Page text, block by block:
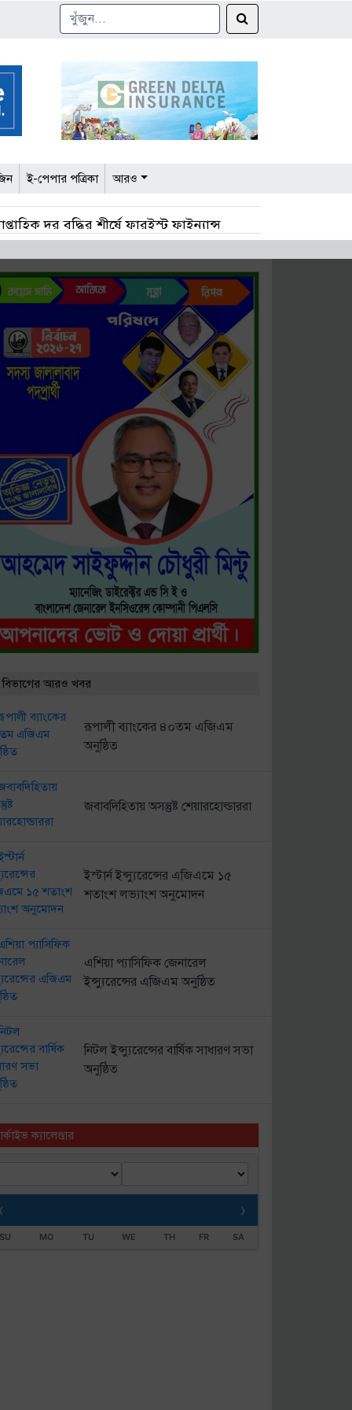
ই-পেপার পত্রিকা আরও
দর বৃদ্ধির শীর্ষে ফারইস্ট ফাইন্যান্স
১৩ খাতে
কোম্পানির এজিএম
আরও খবর
রূপালী ব্যাংকের ৪০তম এজিএম
অনুষ্ঠিত
জবাবদিহিতায় অসন্তুষ্ট শেয়ারহোল্ডাররা
ইস্টার্ন ইন্স্যুরেন্সের এজিএমে ১৫
শতাংশ লভ্যাংশ অনুমোদন
এশিয়া প্যাসিফিক জেনারেল
ইন্স্যুরেন্সের এজিএম অনুষ্ঠিত
নিটল ইন্স্যুরেন্সের বার্ষিক সাধারণ সভা
অনুষ্ঠিত
ক্যালেণ্ডার
›
MO TU WE TH FR SA